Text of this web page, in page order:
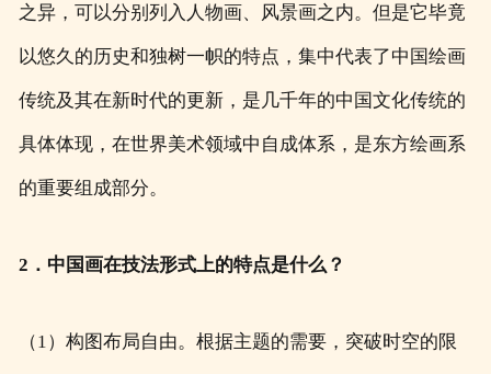
之异，可以分别列入人物画、风景画之内。但是它毕竟
以悠久的历史和独树一帜的特点，集中代表了中国绘画
传统及其在新时代的更新，是几千年的中国文化传统的
具体体现，在世界美术领域中自成体系，是东方绘画系
的重要组成部分。
2．中国画在技法形式上的特点是什么？
（1）构图布局自由。根据主题的需要，突破时空的限